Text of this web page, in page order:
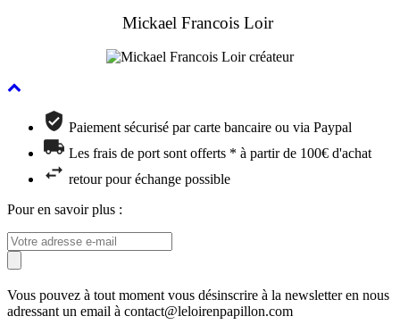
Mickael Francois Loir
Paiement sécurisé par carte bancaire ou via Paypal
Les frais de port sont offerts * à partir de 100€ d'achat
retour pour échange possible
Pour en savoir plus :
Vous pouvez à tout moment vous désinscrire à la newsletter en nous
adressant un email à contact@leloirenpapillon.com